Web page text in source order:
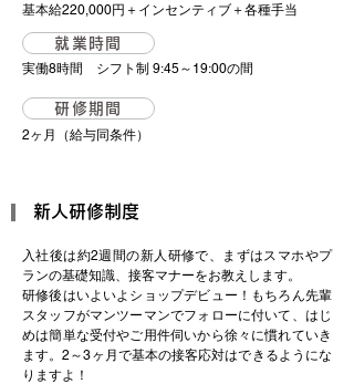
基本給220,000円＋インセンティブ＋各種手当
就業時間
実働8時間 シフト制 9:45～19:00の間
研修期間
2ヶ月（給与同条件）
新人研修制度
入社後は約2週間の新人研修で、まずはスマホやプ
ランの基礎知識、接客マナーをお教えします。
研修後はいよいよショップデビュー！もちろん先輩
スタッフがマンツーマンでフォローに付いて、はじ
めは簡単な受付やご用件伺いから徐々に慣れていき
ます。2～3ヶ月で基本の接客応対はできるようにな
りますよ！